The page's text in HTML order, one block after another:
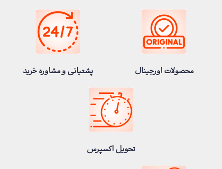
محصولات اورجینال پشتیانی و مشاوره خرید
تحویل اکسپرس